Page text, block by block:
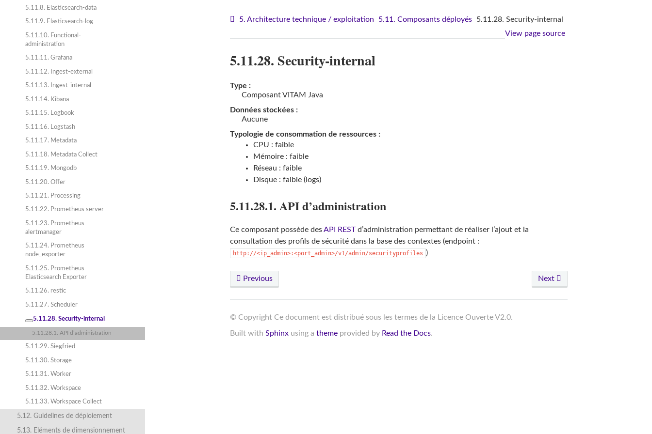
5.11.8. Elasticsearch-data
5.11.9. Elasticsearch-log
5.11.10. Functional-
administration
5.11.11. Grafana
5.11.12. Ingest-external
5.11.13. Ingest-internal
5.11.14. Kibana
5.11.15. Logbook
5.11.16. Logstash
5.11.17. Metadata
5.11.18. Metadata Collect
5.11.19. Mongodb
5.11.20. Offer
5.11.21. Processing
5.11.22. Prometheus server
5.11.23. Prometheus
alertmanager
5.11.24. Prometheus
node_exporter
5.11.25. Prometheus
Elasticsearch Exporter
5.11.26. restic
5.11.27. Scheduler
5.11.28. Security-internal
5.11.28.1. API d’administration
5.11.29. Siegfried
5.11.30. Storage
5.11.31. Worker
5.11.32. Workspace
5.11.33. Workspace Collect
5.12. Guidelines de déploiement
5.13. Eléments de dimensionnement
5. Architecture technique / exploitation 5.11. Composants déployés
5.11.28. Security-internal
View page source
5.11.28. Security-internal
Type :
Composant VITAM Java
Données stockées :
Aucune
Typologie de consommation de ressources :
CPU : faible
Mémoire : faible
Réseau : faible
Disque : faible (logs)
5.11.28.1. API d’administration
Ce composant possède desAPI RESTd’administration permettant de réaliser l’ajout et la
consultation des profils de sécurité dans la base des contextes (endpoint :
http://<ip_admin>:<port_admin>/v1/admin/securityprofiles )
Previous Next
© Copyright Ce document est distribué sous les termes de la Licence Ouverte V2.0.
Built with Sphinxusing a themeprovided by Read the Docs.